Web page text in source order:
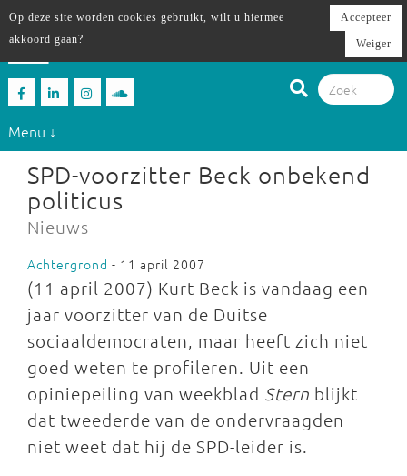
Menu ↓
SPD-voorzitter Beck onbekend
politicus
Nieuws
Achtergrond - 11 april 2007
(11 april 2007) Kurt Beck is vandaag een
jaar voorzitter van de Duitse
sociaaldemocraten, maar heeft zich niet
goed weten te profileren. Uit een
opiniepeiling van weekblad Stern blijkt
dat tweederde van de ondervraagden
niet weet dat hij de SPD-leider is.
Op deze site worden cookies gebruikt, wilt u hiermee
akkoord gaan?
Accepteer
Weiger